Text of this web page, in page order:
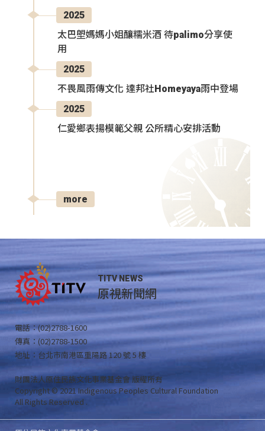
2025
太巴塱媽媽小姐釀糯米酒 待palimo分享使
用
2025
不畏風雨傳文化 達邦社Homeyaya雨中登場
2025
仁愛鄉表揚模範父親 公所精心安排活動
more
TITV NEWS
原視新聞網
電話：(02)2788-1600
傳真：(02)2788-1500
地址：台北市南港區重陽路 120 號 5 樓
財團法人原住民族文化事業基金會 版權所有
Copyright © 2021 Indigenous Peoples Cultural Foundation
All Rights Reserved .